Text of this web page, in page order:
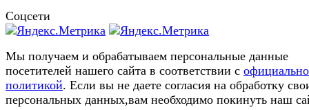
Соцсети
Мы получаем и обрабатываем персональные данные
посетителей нашего сайта в соответствии с
политикой. Если вы не даете согласия на обработку
персональных данных,вам необходимо покинуть наш